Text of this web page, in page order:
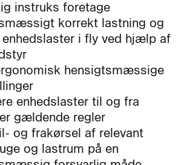
instruks foretage
korrekt lastning og
i fly ved hjælp af
hensigtsmæssige
enhedslaster til og fra
gældende regler
og frakørsel af relevant
og lastrum på en